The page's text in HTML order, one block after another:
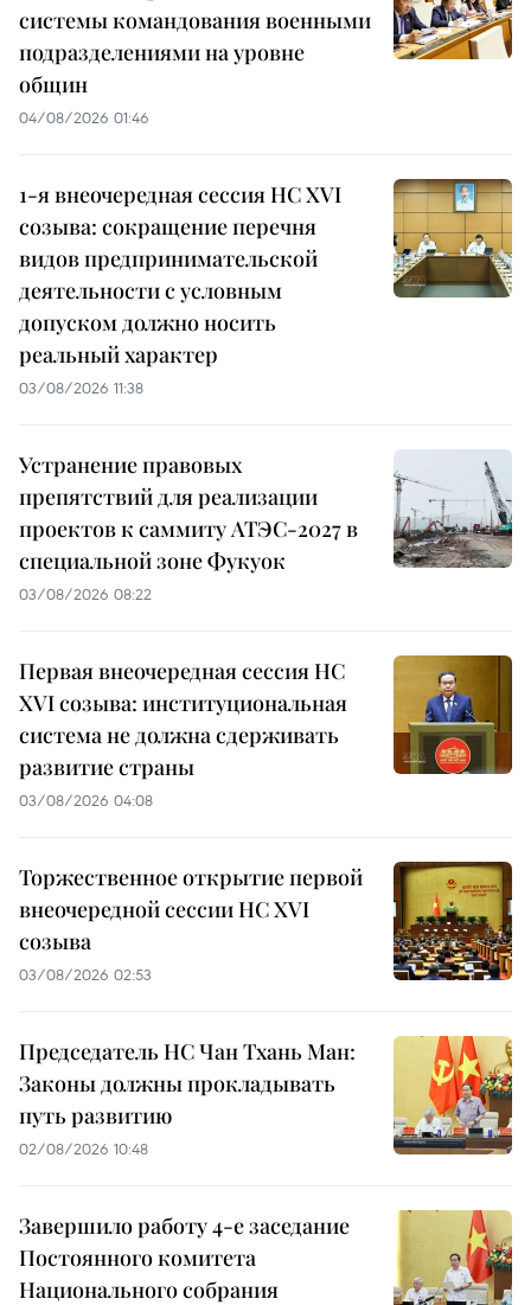
системы командования военными
подразделениями на уровне
общин
04/08/2026 01:46
1-я внеочередная сессия НС XVI
созыва: сокращение перечня
видов предпринимательской
деятельности с условным
допуском должно носить
реальный характер
03/08/2026 11:38
Устранение правовых
препятствий для реализации
проектов к саммиту АТЭС-2027 в
специальной зоне Фукуок
03/08/2026 08:22
Первая внеочередная сессия НС
XVI созыва: институциональная
система не должна сдерживать
развитие страны
03/08/2026 04:08
Торжественное открытие первой
внеочередной сессии НС XVI
созыва
03/08/2026 02:53
Председатель НС Чан Тхань Ман:
Законы должны прокладывать
путь развитию
02/08/2026 10:48
Завершило работу 4-е заседание
Постоянного комитета
Национального собрания